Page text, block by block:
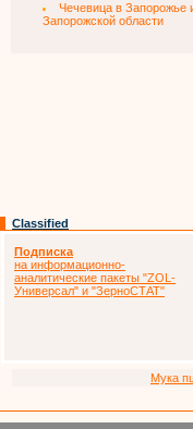
Чечевица в Запорожье
Запорожской области
Classified
Подписка
на информационно-
аналитические пакеты "ZOL-
Универсал" и "ЗерноСТАТ"
Мука